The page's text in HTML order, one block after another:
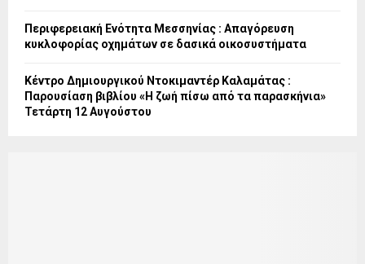
Περιφερειακή Ενότητα Μεσσηνίας : Απαγόρευση
κυκλοφορίας οχημάτων σε δασικά οικοσυστήματα
Κέντρο Δημιουργικού Ντοκιμαντέρ Καλαμάτας :
Παρουσίαση βιβλίου «Η ζωή πίσω από τα παρασκήνια»
Τετάρτη 12 Αυγούστου